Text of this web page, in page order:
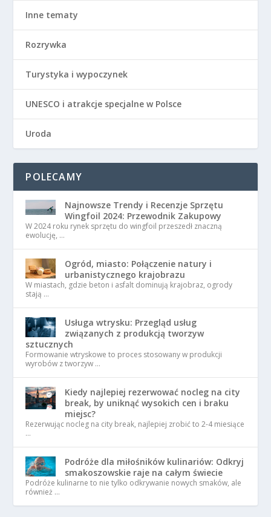
Inne tematy
Rozrywka
Turystyka i wypoczynek
UNESCO i atrakcje specjalne w Polsce
Uroda
POLECAMY
Najnowsze Trendy i Recenzje Sprzętu
Wingfoil 2024: Przewodnik Zakupowy
W 2024 roku rynek sprzętu do wingfoil przeszedł znaczną
ewolucję, …
Ogród, miasto: Połączenie natury i
urbanistycznego krajobrazu
W miastach, gdzie beton i asfalt dominują krajobraz, ogrody
stają …
Usługa wtrysku: Przegląd usług
związanych z produkcją tworzyw
sztucznych
Formowanie wtryskowe to proces stosowany w produkcji
wyrobów z tworzyw …
Kiedy najlepiej rezerwować nocleg na city
break, by uniknąć wysokich cen i braku
miejsc?
Rezerwując nocleg na city break, najlepiej zrobić to 2-4 miesiące
…
Podróże dla miłośników kulinariów: Odkryj
smakoszowskie raje na całym świecie
Podróże kulinarne to nie tylko odkrywanie nowych smaków, ale
również …